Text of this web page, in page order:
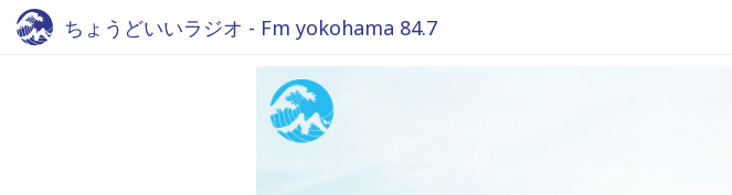
ちょうどいいラジオ - Fm yokohama 84.7